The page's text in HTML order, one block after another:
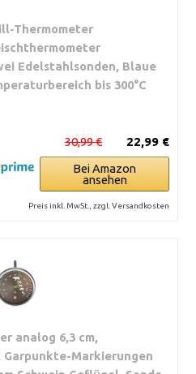
Thermometer
Edelstahlsonden, Blaue
bis 300°C
22,99 €
30,99 €
Bei Amazon
ansehen
Preis inkl. MwSt., zzgl. Versandkosten
analog 6,3 cm,
Markierungen